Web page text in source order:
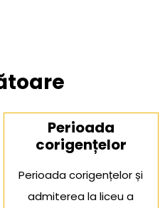
Perioada
corigențelor
Perioada corigențelor și
admiterea la liceu a